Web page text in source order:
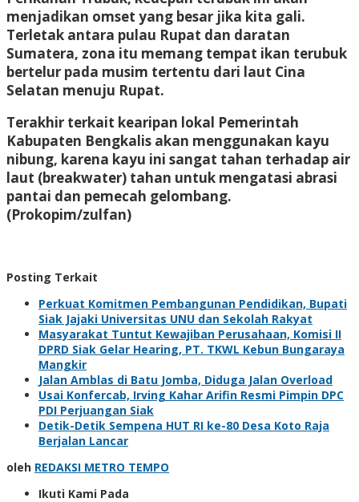
menjadikan omset yang besar jika kita gali.
Terletak antara pulau Rupat dan daratan
Sumatera, zona itu memang tempat ikan terubuk
bertelur pada musim tertentu dari laut Cina
Selatan menuju Rupat.
Terakhir terkait kearipan lokal Pemerintah
Kabupaten Bengkalis akan menggunakan kayu
nibung, karena kayu ini sangat tahan terhadap air
laut (breakwater) tahan untuk mengatasi abrasi
pantai dan pemecah gelombang.
(Prokopim/zulfan)
Posting Terkait
Perkuat Komitmen Pembangunan Pendidikan, Bupati
Siak Jajaki Universitas UNU dan Sekolah Rakyat
Masyarakat Tuntut Kewajiban Perusahaan, Komisi II
DPRD Siak Gelar Hearing, PT. TKWL Kebun Bungaraya
Mangkir
Jalan Amblas di Batu Jomba, Diduga Jalan Overload
Usai Konfercab, Irving Kahar Arifin Resmi Pimpin DPC
PDI Perjuangan Siak
Detik-Detik Sempena HUT RI ke-80 Desa Koto Raja
Berjalan Lancar
oleh REDAKSI METRO TEMPO
Ikuti Kami Pada